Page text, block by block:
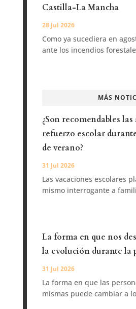
Castilla-La Mancha
28 Jul 2026
Como ya sucediera en
ante los incendios
MÁS
¿Son recomendables
refuerzo escolar
de verano?
31 Jul 2026
Las vacaciones escolares
mismo interrogante a
La forma en que nos
la evolución durante la
31 Jul 2026
La forma en que las
mismas puede cambiar a